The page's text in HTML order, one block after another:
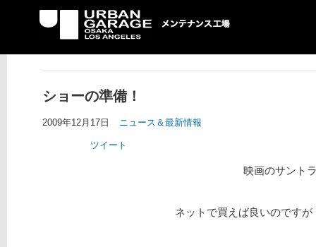
UG メンテナンス工場
ショーの準備！
2009年12月17日 ニュース＆最新情報
ツイート
映画のサント
ネットで買えば良いのです